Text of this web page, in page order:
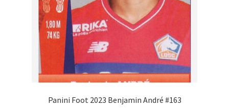
Panini Foot 2023 Benjamin André #163